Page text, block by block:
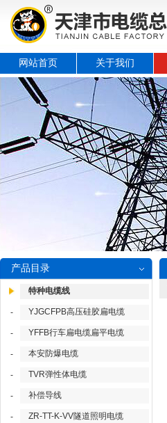
网站首页 关于我们
产品目录
特种电缆线
- YJGCFPB高压硅胶扁电缆
- YFFB行车扁电缆扁平电缆
- 本安防爆电缆
- TVR弹性体电缆
- 补偿导线
- ZR-TT-K-VV隧道照明电缆